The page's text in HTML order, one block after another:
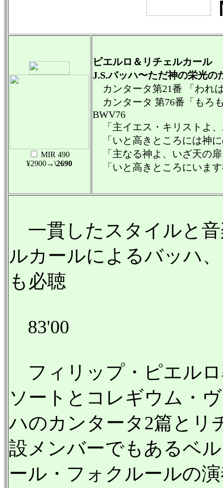
MIR 490
¥2900→\2690
ピエルロ＆リチェルカール
J.S.バッハ〜ただ神の栄光の
カンタータ第21番 「われ
カンタータ 第76番「もろ
BWV76
「主イエス・キリストよ
「いと高きところには神
「主なる神よ、いざ天の
「いと高きところにいま
一貫したスタイルと
ルカールによるバッハ
も必聴
83'00
フィリップ・ピエル
ソートとコレギウム・
ハのカンタータ2篇とリ
設メンバーでもあるベ
ール・フォクルールの